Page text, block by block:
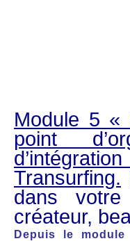
Module 5
point
Transurfing.
dans
créateur,
Depuis le